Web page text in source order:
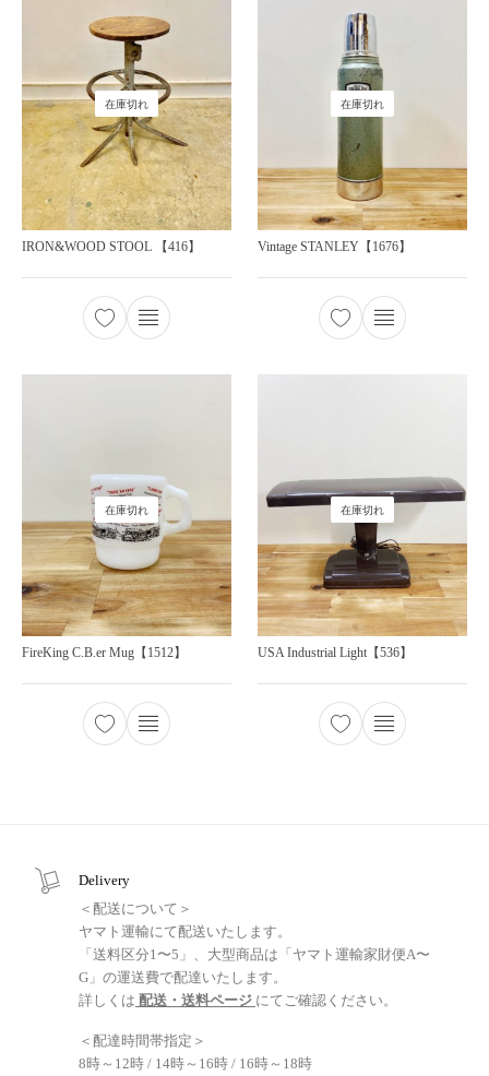
在庫切れ
IRON&WOOD STOOL 【416】
在庫切れ
Vintage STANLEY【1676】
在庫切れ
FireKing C.B.er Mug【1512】
在庫切れ
USA Industrial Light【536】
Delivery
＜配送について＞
ヤマト運輸にて配送いたします。
「送料区分1〜5」、大型商品は「ヤマト運輸家財便A〜
G」の運送費で配達いたします。
詳しくは 配送・送料ページ にてご確認ください。
＜配達時間帯指定＞
8時～12時 / 14時～16時 / 16時～18時